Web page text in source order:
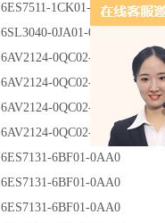
6ES7511-1CK01-0AB0
6SL3040-0JA01-0AA0
6AV2124-0QC02-0AX1
6AV2124-0QC02-0AX1
6AV2124-0QC02-0AX1
6AV2124-0QC02-0AX1
6ES7131-6BF01-0AA0
6ES7131-6BF01-0AA0
6ES7131-6BF01-0AA0